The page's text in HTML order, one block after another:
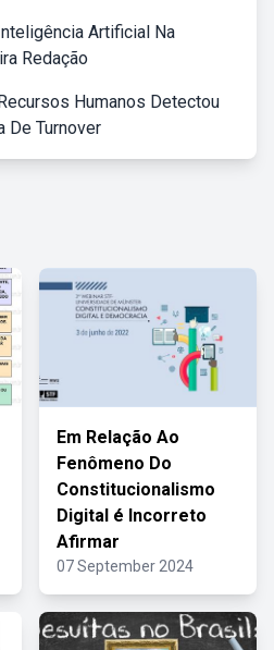
Artificial Na
Redação
Humanos Detectou
De Turnover
Em Relação Ao
Fenômeno Do
Constitucionalismo
Digital é Incorreto
Afirmar
07 September 2024